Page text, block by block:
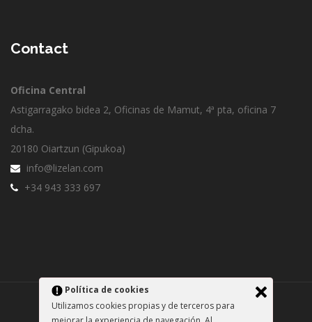
Contact
Oficina Central
Astigarragako bidea 2, Oficinas de Mamut, 4ª pta, oficina 7
dcha.
20180 Oiartzun (Gipukoa)
info@lizelan.com
+34 943 333 697
Lizelan S.L. @ 2025
Política de cookies
Utilizamos cookies propias y de terceros para